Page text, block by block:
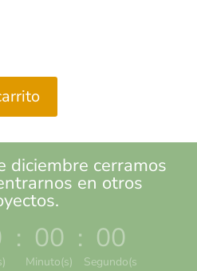
diciembre cerramos
en otros
: 00
Minuto(s)
: 00
Segundo(s